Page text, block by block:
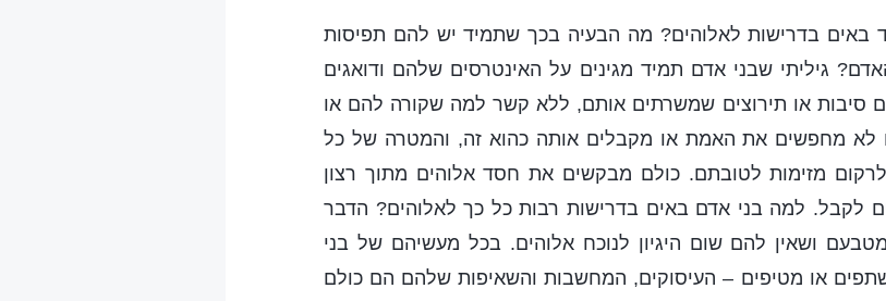
באים בדרישות לאלוהים? מה הבעיה בכך שתמיד יש להם תפיסות
גיליתי שבני אדם תמיד מגינים על האינטרסים שלהם ודואגים
או תירוצים שמשרתים אותם, ללא קשר למה שקורה להם או
לא מחפשים את האמת או מקבלים אותה כהוא זה, והמטרה של כל
מזימות לטובתם. כולם מבקשים את חסד אלוהים מתוך רצון
לקבל. למה בני אדם באים בדרישות רבות כל כך לאלוהים? הדבר
ושאין להם שום היגיון לנוכח אלוהים. בכל מעשיהם של בני
או מטיפים – העיסוקים, המחשבות והשאיפות שלהם הם כולם